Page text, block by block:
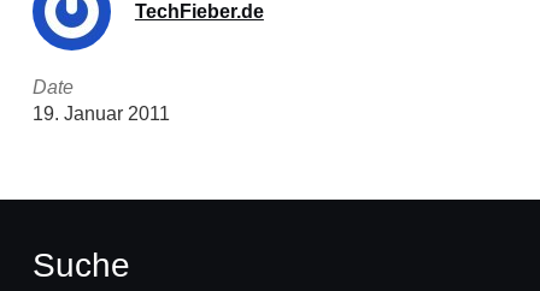
TechFieber.de
Date
19. Januar 2011
Suche